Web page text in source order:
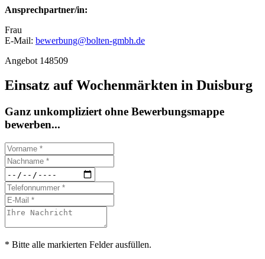
Ansprechpartner/in:
Frau
E-Mail: bewerbung@bolten-gmbh.de
Angebot 148509
Einsatz auf Wochenmärkten in Duisburg
Ganz unkompliziert ohne Bewerbungsmappe
bewerben...
* Bitte alle markierten Felder ausfüllen.